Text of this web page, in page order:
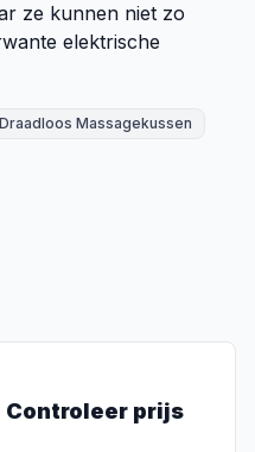
ze kunnen niet zo
elektrische
Draadloos Massagekussen
Controleer prijs